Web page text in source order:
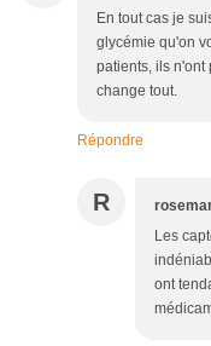
En tout cas je
glycémie qu'on
patients, ils n'ont
change tout.
Répondre
R
Les
ont